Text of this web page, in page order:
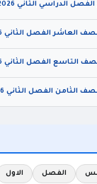
الفصل الثاني 2026
الفصل الاول